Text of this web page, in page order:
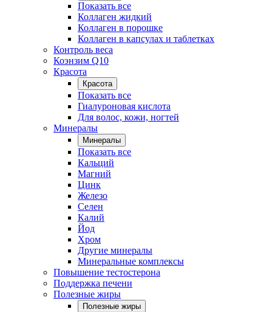
Показать все
Коллаген жидкий
Коллаген в порошке
Коллаген в капсулах и таблетках
Контроль веса
Коэнзим Q10
Красота
Красота
Показать все
Гиалуроновая кислота
Для волос, кожи, ногтей
Минералы
Минералы
Показать все
Кальций
Магний
Цинк
Железо
Селен
Калий
Йод
Хром
Другие минералы
Минеральные комплексы
Повышение тестостерона
Поддержка печени
Полезные жиры
Полезные жиры